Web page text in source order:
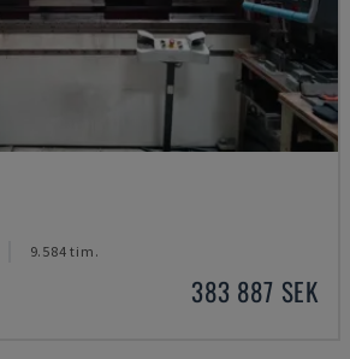
9.584 tim.
383 887 SEK